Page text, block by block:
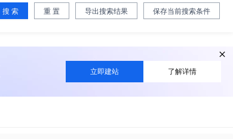
搜 索 重 置 导出搜索结果 保存当前搜索条件
立即建站 了解详情